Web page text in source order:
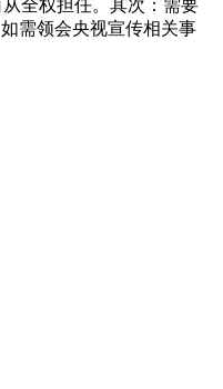
全权担任。其次：需要
需领会央视宣传相关事